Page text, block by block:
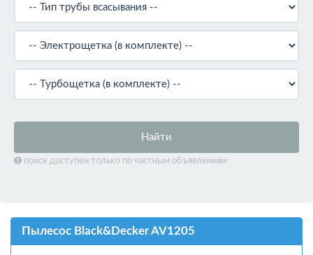
Найти
поиск доступен только по частным объявлениям
Пылесос Black&Decker AV1205